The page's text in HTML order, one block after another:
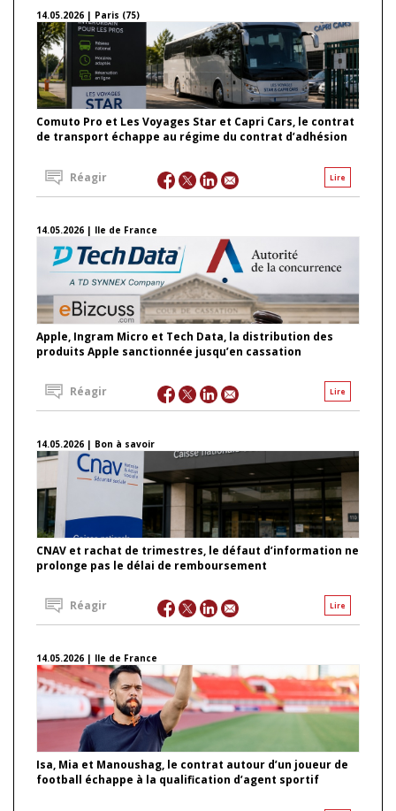
14.05.2026 | Paris (75)
Comuto Pro et Les Voyages Star et Capri Cars, le contrat
de transport échappe au régime du contrat d’adhésion
Lire
Réagir
14.05.2026 | Ile de France
Apple, Ingram Micro et Tech Data, la distribution des
produits Apple sanctionnée jusqu’en cassation
Lire
Réagir
14.05.2026 | Bon à savoir
CNAV et rachat de trimestres, le défaut d’information ne
prolonge pas le délai de remboursement
Lire
Réagir
14.05.2026 | Ile de France
Isa, Mia et Manoushag, le contrat autour d’un joueur de
football échappe à la qualification d’agent sportif